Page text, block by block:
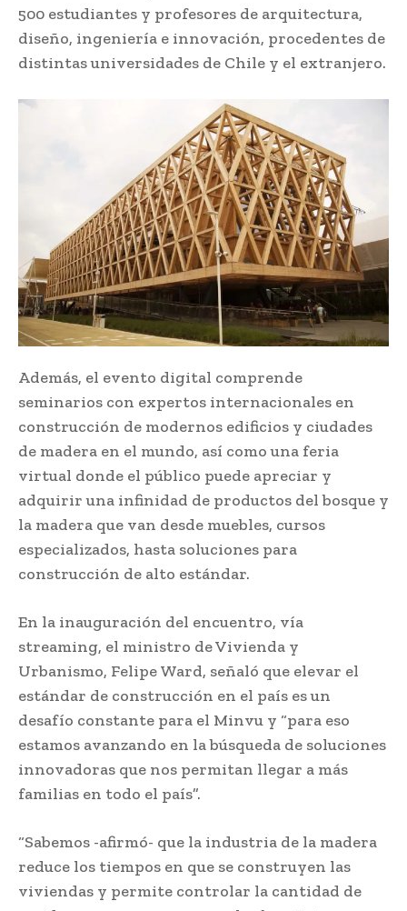
500 estudiantes y profesores de arquitectura,
diseño, ingeniería e innovación, procedentes de
distintas universidades de Chile y el extranjero.
Además, el evento digital comprende
seminarios con expertos internacionales en
construcción de modernos edificios y ciudades
de madera en el mundo, así como una feria
virtual donde el público puede apreciar y
adquirir una infinidad de productos del bosque y
la madera que van desde muebles, cursos
especializados, hasta soluciones para
construcción de alto estándar.
En la inauguración del encuentro, vía
streaming, el ministro de Vivienda y
Urbanismo, Felipe Ward, señaló que elevar el
estándar de construcción en el país es un
desafío constante para el Minvu y “para eso
estamos avanzando en la búsqueda de soluciones
innovadoras que nos permitan llegar a más
familias en todo el país”.
“Sabemos -afirmó- que la industria de la madera
reduce los tiempos en que se construyen las
viviendas y permite controlar la cantidad de